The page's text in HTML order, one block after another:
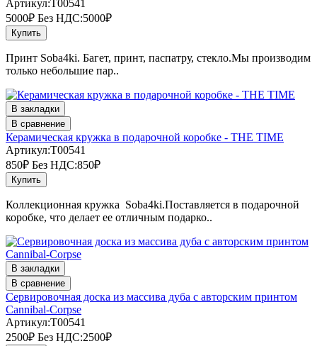
Артикул:T00541
5000₽ Без НДС:5000₽
Купить
Принт Soba4ki. Багет, принт, паспатру, стекло.Мы производим
только небольшие пар..
В закладки
В сравнение
Керамическая кружка в подарочной коробке - THE TIME
Артикул:T00541
850₽ Без НДС:850₽
Купить
Коллекционная кружка Soba4ki.Поставляется в подарочной
коробке, что делает ее отличным подарко..
В закладки
В сравнение
Сервировочная доска из массива дуба с авторским принтом
Cannibal-Corpse
Артикул:T00541
2500₽ Без НДС:2500₽